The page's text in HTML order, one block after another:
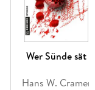
Wer Sünde sät
Hans W. Cramer